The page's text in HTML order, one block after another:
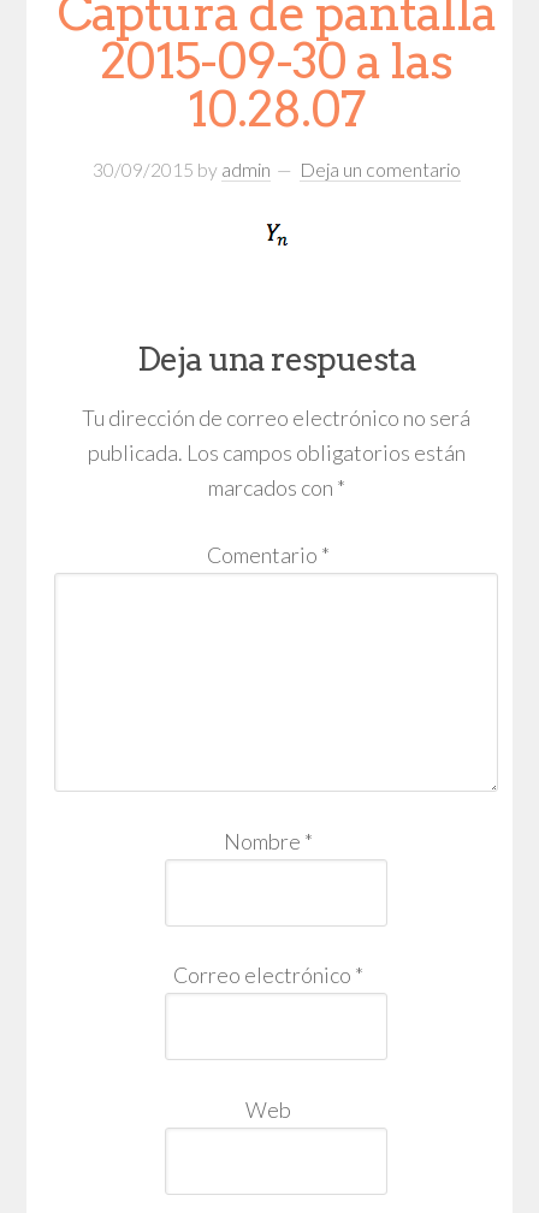
Captura de pantalla
2015-09-30 a las
10.28.07
30/09/2015 by admin Deja un comentario
Deja una respuesta
Tu dirección de correo electrónico no será
publicada. Los campos obligatorios están
marcados con *
Comentario *
Nombre *
Correo electrónico *
Web